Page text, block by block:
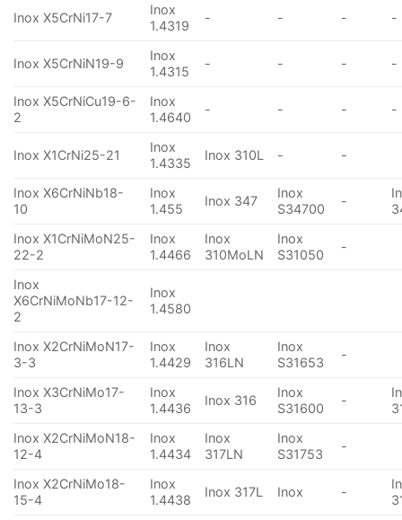
Inox X5CrNi17-7
Inox
1.4319
- - - -
Inox X5CrNiN19-9
Inox
1.4315
- - - -
Inox X5CrNiCu19-6-
2
Inox
1.4640
- - - -
Inox X1CrNi25-21
Inox
1.4335
Inox 310L - -
Inox X6CrNiNb18-
10
Inox
1.455
Inox 347
Inox
S34700
-
Inox X1CrNiMoN25-
22-2
Inox
1.4466
Inox
310MoLN
Inox
S31050
-
Inox
X6CrNiMoNb17-12-
2
Inox
1.4580
Inox X2CrNiMoN17-
3-3
Inox
1.4429
Inox
316LN
Inox
S31653
-
Inox X3CrNiMo17-
13-3
Inox
1.4436
Inox 316
Inox
S31600
-
Inox X2CrNiMoN18-
12-4
Inox
1.4434
Inox
317LN
Inox
S31753
-
Inox X2CrNiMo18-
15-4
Inox
1.4438
Inox 317L Inox -